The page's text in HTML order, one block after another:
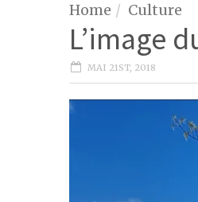
Home Culture
L’image
MAI 21ST, 2018